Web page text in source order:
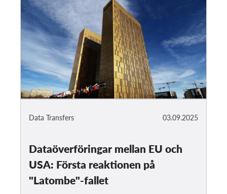
03.09.2025
Data Transfers
Dataöverföringar mellan EU och
USA: Första reaktionen på
"Latombe"-fallet